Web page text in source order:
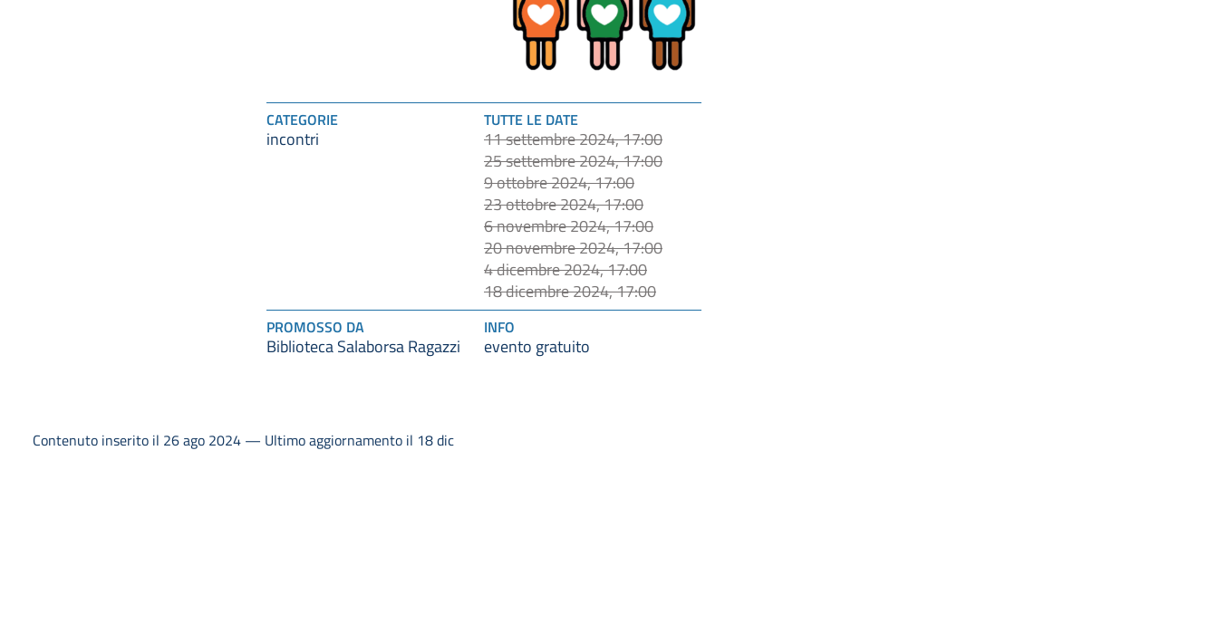
CATEGORIE
incontri
TUTTE LE DATE
11 settembre 2024, 17:00
25 settembre 2024, 17:00
9 ottobre 2024, 17:00
23 ottobre 2024, 17:00
6 novembre 2024, 17:00
20 novembre 2024, 17:00
4 dicembre 2024, 17:00
18 dicembre 2024, 17:00
PROMOSSO DA
Biblioteca Salaborsa Ragazzi
INFO
evento gratuito
Contenuto inserito il 26 ago 2024 — Ultimo aggiornamento il 18 dic